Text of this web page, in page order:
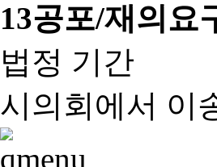
13공포/재의요
법정 기간
시의회에서 이